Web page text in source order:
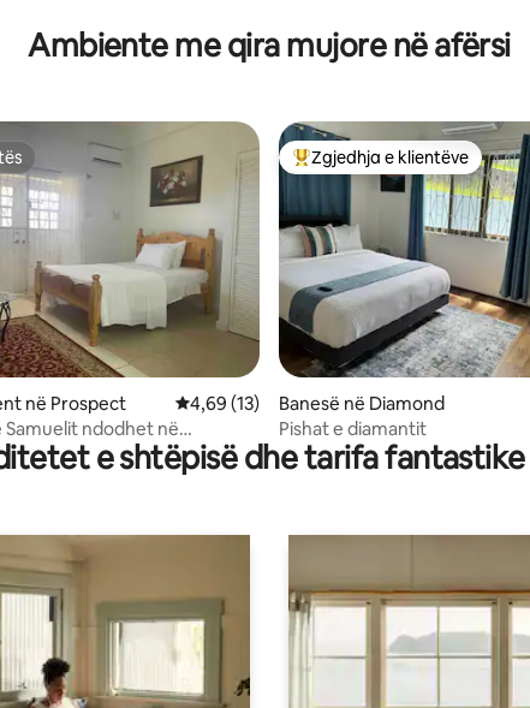
Ambiente me qira mujore në afërsi
5, 54 vlerësime
në Prospect Vlerësimi mesatar 4,69 nga 5, 13 vlerësime
4,69 (13)
Samuelit ndodhet në
Më të mirat e zgjedhjeve të
Zgjedhja e klientëve
Banesë në Diamond
Pishat e diamantit
e shtëpisë dhe tarifa